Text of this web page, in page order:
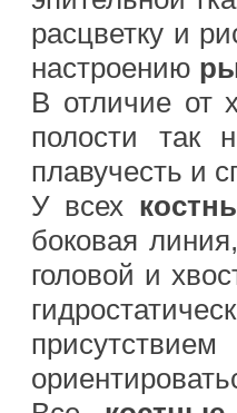
расцветку и
настроению
В отличие от
полости так
плавучесть и
У всех
боковая
головой и